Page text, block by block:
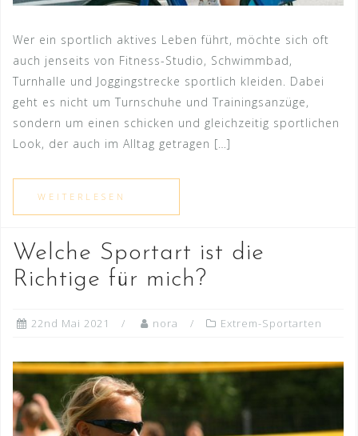
Wer ein sportlich aktives Leben führt, möchte sich oft
auch jenseits von Fitness-Studio, Schwimmbad,
Turnhalle und Joggingstrecke sportlich kleiden. Dabei
geht es nicht um Turnschuhe und Trainingsanzüge,
sondern um einen schicken und gleichzeitig sportlichen
Look, der auch im Alltag getragen […]
Welche Sportart ist die
Richtige für mich?
22nd Mai 2021 nora Extrem-Sportarten